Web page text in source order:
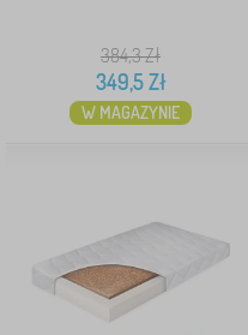
Bohater
384,3Zł
349,5Zł
W MAGAZYNIE